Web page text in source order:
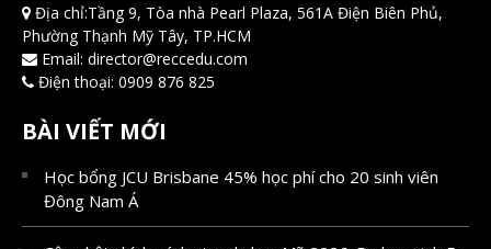
Địa chỉ:Tầng 9, Tòa nhà Pearl Plaza, 561A Điện Biên Phủ,
Phường Thạnh Mỹ Tây, TP.HCM
Email: director@reccedu.com
Điện thoại: 0909 876 825
BÀI VIẾT MỚI
Học bổng JCU Brisbane 45% học phí cho 20 sinh viên
Đông Nam Á